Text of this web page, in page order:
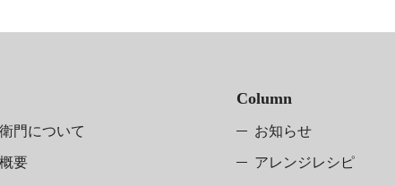
門について
要
Column
お知らせ
アレンジレシピ